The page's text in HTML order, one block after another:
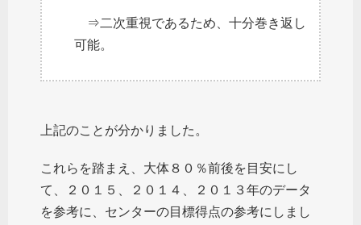
⇒二次重視であるため、十分巻き返し
可能。
上記のことが分かりました。
これらを踏まえ、大体８０％前後を目安にし
て、２０１５、２０１４、２０１３年のデータ
を参考に、センターの目標得点の参考にしまし